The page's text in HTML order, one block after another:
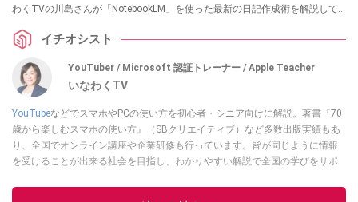
わくTVの川島さんが「NotebookLM」を使った最新の日記作成術を解説して
ぜひ動画と合わせてチェックしてみてください。
イチオシスト
YouTuber / Microsoft 認証トレーナー / Apple Teacher
いなわくTV
YouTubeなどでスマホやPCの使い方を初心者・シニア向けに解説。著書『70
歳から楽しむスマホの使い方』（SBクリエイティブ）など多数出版実績もあ
り、全国でオンライン講座や企業研修も行っています。皆が同じように情報
を受けることが出来る社会を目指し、わかりやすい解説で全国の学びをサポ